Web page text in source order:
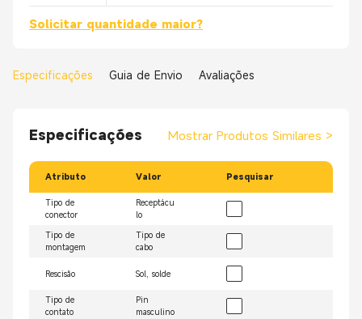
Solicitar quantidade maior?
Especificações Guia de Envio Avaliações
Especificações Mostrar Produtos Similares >
Atributo Valor Pesquisar
Tipo de
conector
Receptácu
lo
Tipo de
montagem
Tipo de
cabo
Rescisão Sol, solde
Tipo de
contato
Pin
masculino